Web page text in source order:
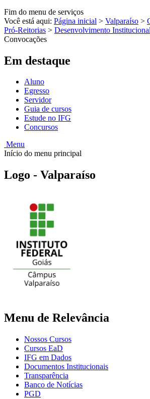
Fim do menu de serviços
Você está aqui: Página inicial > Valparaíso >
Pró-Reitorias > Desenvolvimento Institucional
Convocações
Em destaque
Aluno
Egresso
Servidor
Guia de cursos
Estude no IFG
Concursos
Menu
Início do menu principal
Logo - Valparaíso
Menu de Relevância
Nossos Cursos
Cursos EaD
IFG em Dados
Documentos Institucionais
Transparência
Banco de Notícias
PGD